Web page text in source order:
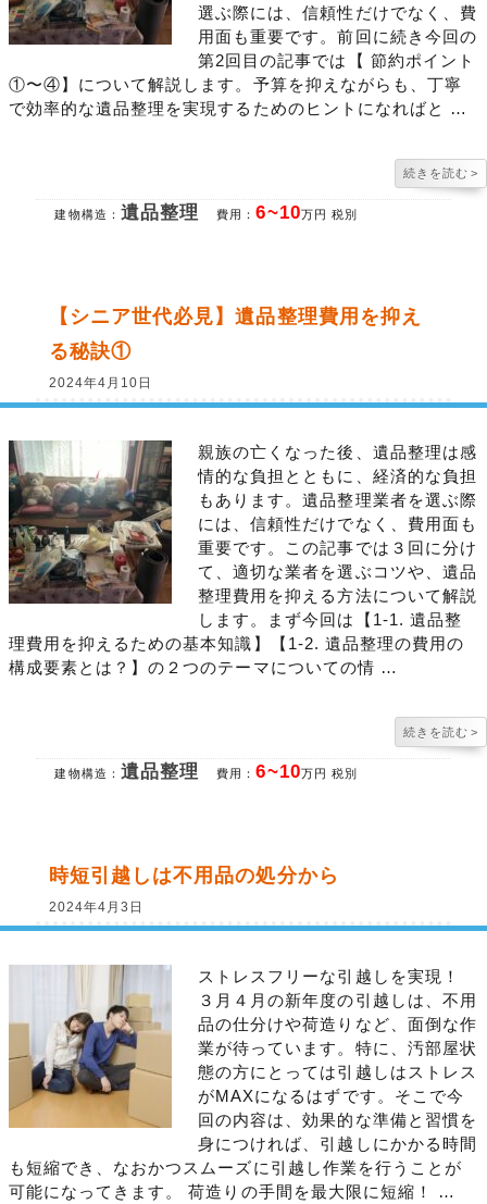
選ぶ際には、信頼性だけでなく、費
用面も重要です。前回に続き今回の
第2回目の記事では【 節約ポイント
①〜④】について解説します。予算を抑えながらも、丁寧
で効率的な遺品整理を実現するためのヒントになればと …
続きを読む >
建物構造： 遺品整理 費用：6~10万円 税別
【シニア世代必見】遺品整理費用を抑え
る秘訣①
2024年4月10日
親族の亡くなった後、遺品整理は感
情的な負担とともに、経済的な負担
もあります。遺品整理業者を選ぶ際
には、信頼性だけでなく、費用面も
重要です。この記事では３回に分け
て、適切な業者を選ぶコツや、遺品
整理費用を抑える方法について解説
します。まず今回は【1-1. 遺品整
理費用を抑えるための基本知識】【1-2. 遺品整理の費用の
構成要素とは？】の２つのテーマについての情 …
続きを読む >
建物構造： 遺品整理 費用：6~10万円 税別
時短引越しは不用品の処分から
2024年4月3日
ストレスフリーな引越しを実現！
３月４月の新年度の引越しは、不用
品の仕分けや荷造りなど、面倒な作
業が待っています。特に、汚部屋状
態の方にとっては引越しはストレス
がMAXになるはずです。そこで今
回の内容は、効果的な準備と習慣を
身につければ、引越しにかかる時間
も短縮でき、なおかつスムーズに引越し作業を行うことが
可能になってきます。 荷造りの手間を最大限に短縮！ …